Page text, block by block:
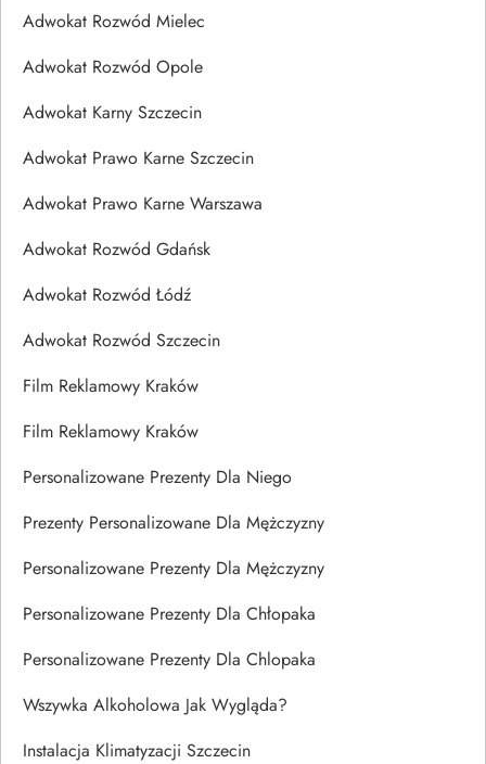
Adwokat Rozwód Mielec
Adwokat Rozwód Opole
Adwokat Karny Szczecin
Adwokat Prawo Karne Szczecin
Adwokat Prawo Karne Warszawa
Adwokat Rozwód Gdańsk
Adwokat Rozwód Łódź
Adwokat Rozwód Szczecin
Film Reklamowy Kraków
Film Reklamowy Kraków
Personalizowane Prezenty Dla Niego
Prezenty Personalizowane Dla Mężczyzny
Personalizowane Prezenty Dla Mężczyzny
Personalizowane Prezenty Dla Chłopaka
Personalizowane Prezenty Dla Chlopaka
Wszywka Alkoholowa Jak Wygląda?
Instalacja Klimatyzacji Szczecin